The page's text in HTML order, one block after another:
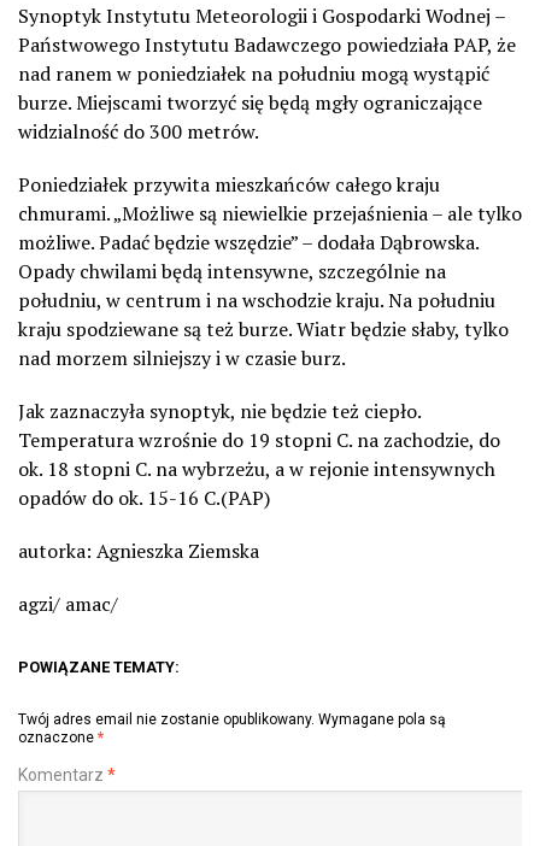
Synoptyk Instytutu Meteorologii i Gospodarki Wodnej –
Państwowego Instytutu Badawczego powiedziała PAP, że
nad ranem w poniedziałek na południu mogą wystąpić
burze. Miejscami tworzyć się będą mgły ograniczające
widzialność do 300 metrów.
Poniedziałek przywita mieszkańców całego kraju
chmurami. „Możliwe są niewielkie przejaśnienia – ale tylko
możliwe. Padać będzie wszędzie” – dodała Dąbrowska.
Opady chwilami będą intensywne, szczególnie na
południu, w centrum i na wschodzie kraju. Na południu
kraju spodziewane są też burze. Wiatr będzie słaby, tylko
nad morzem silniejszy i w czasie burz.
Jak zaznaczyła synoptyk, nie będzie też ciepło.
Temperatura wzrośnie do 19 stopni C. na zachodzie, do
ok. 18 stopni C. na wybrzeżu, a w rejonie intensywnych
opadów do ok. 15-16 C.(PAP)
autorka: Agnieszka Ziemska
agzi/ amac/
POWIĄZANE TEMATY:
Twój adres email nie zostanie opublikowany. Wymagane pola są
oznaczone *
Komentarz *